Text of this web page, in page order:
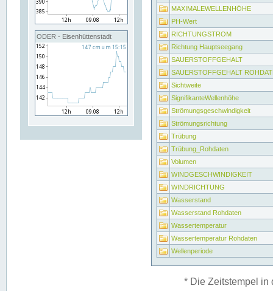
ODER - Eisenhüttenstadt
MAXIMALEWELLENHÖHE
PH-Wert
RICHTUNGSTROM
Richtung Hauptseegang
SAUERSTOFFGEHALT
SAUERSTOFFGEHALT
Sichtweite
SignifikanteWellenhöhe
Strömungsgeschwindigkeit
Strömungsrichtung
Trübung
Trübung_Rohdaten
Volumen
WINDGESCHWINDIGKEIT
WINDRICHTUNG
Wasserstand
Wasserstand Rohdaten
Wassertemperatur
Wassertemperatur Rohdaten
Wellenperiode
* Die Zeitstempel in